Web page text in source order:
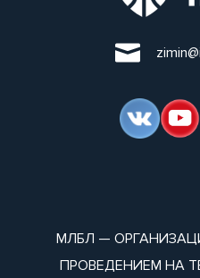
МЛБЛ —
ПРОВЕДЕНИЕМ НА